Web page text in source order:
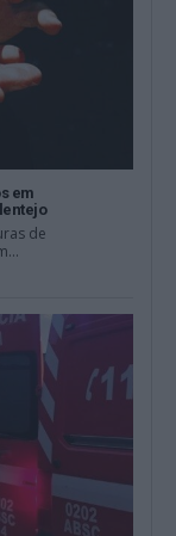
em
de